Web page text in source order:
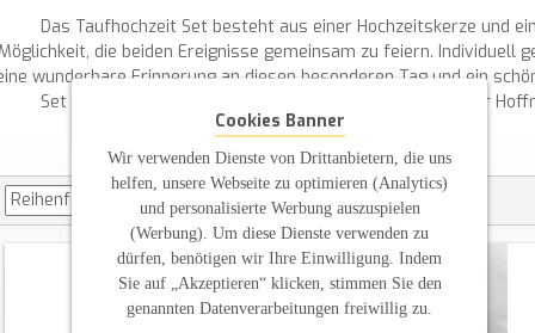
Das Taufhochzeit Set besteht aus einer Hochzeitskerze und
die beiden Ereignisse gemeinsam zu feiern. Individuell
wunderbare Erinnerung an diesen besonderen Tag und ein
Set verbindet die Freude und Liebe einer Hochzeit mit der
Cookies Banner
Wir verwenden Dienste von Drittanbietern, die uns
helfen, unsere Webseite zu optimieren (Analytics)
und personalisierte Werbung auszuspielen
(Werbung). Um diese Dienste verwenden zu
dürfen, benötigen wir Ihre Einwilligung. Indem
Sie auf „Akzeptieren“ klicken, stimmen Sie den
genannten Datenverarbeitungen freiwillig zu.